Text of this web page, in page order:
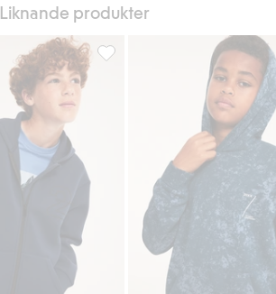
Liknande produkter
dragkedja, Lägg till i favoriter
Hoodie i scubatyg, Lägg till i